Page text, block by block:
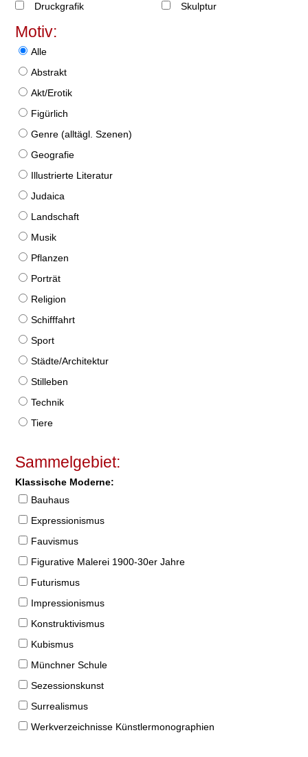
Druckgrafik
Skulptur
Motiv:
Alle
Abstrakt
Akt/Erotik
Figürlich
Genre (alltägl. Szenen)
Geografie
Illustrierte Literatur
Judaica
Landschaft
Musik
Pflanzen
Porträt
Religion
Schifffahrt
Sport
Städte/Architektur
Stilleben
Technik
Tiere
Sammelgebiet:
Klassische Moderne:
Bauhaus
Expressionismus
Fauvismus
Figurative Malerei 1900-30er Jahre
Futurismus
Impressionismus
Konstruktivismus
Kubismus
Münchner Schule
Sezessionskunst
Surrealismus
Werkverzeichnisse Künstlermonographien